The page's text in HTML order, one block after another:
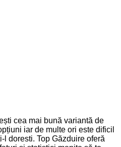
cea mai bună variantă de
iar de multe ori este dificil
doresti. Top Găzduire oferă